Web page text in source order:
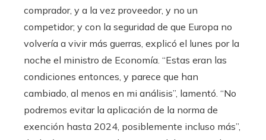
comprador, y a la vez proveedor, y no un
competidor; y con la seguridad de que Europa no
volvería a vivir más guerras, explicó el lunes por la
noche el ministro de Economía. “Estas eran las
condiciones entonces, y parece que han
cambiado, al menos en mi análisis”, lamentó. “No
podremos evitar la aplicación de la norma de
exención hasta 2024, posiblemente incluso más”,